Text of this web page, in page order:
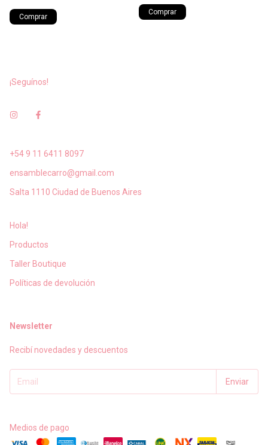
¡Seguínos!
+54 9 11 6411 8097
ensamblecarro@gmail.com
Salta 1110 Ciudad de Buenos Aires
Hola!
Productos
Taller Boutique
Políticas de devolución
Newsletter
Recibí novedades y descuentos
Medios de pago